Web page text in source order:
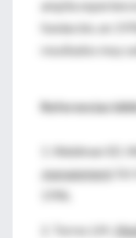
amplia
fundación, en
resultados muy
Referencias
1. Waldman SD,
management.
1996.
2. Torres LM.